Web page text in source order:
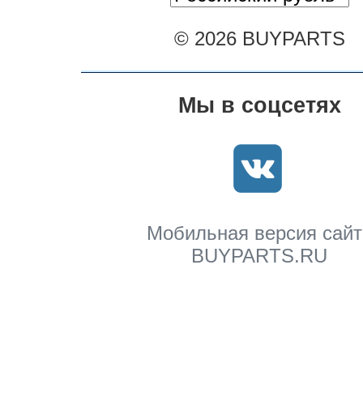
© 2026 BUYPARTS
Мы в соцсетях
Мобильная версия
BUYPARTS.RU